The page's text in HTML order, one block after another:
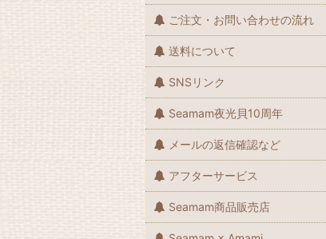
ご注文・お問い合わせの流れ
送料について
SNSリンク
Seamam夜光貝10周年
メールの返信確認など
アフターサービス
Seamam商品販売店